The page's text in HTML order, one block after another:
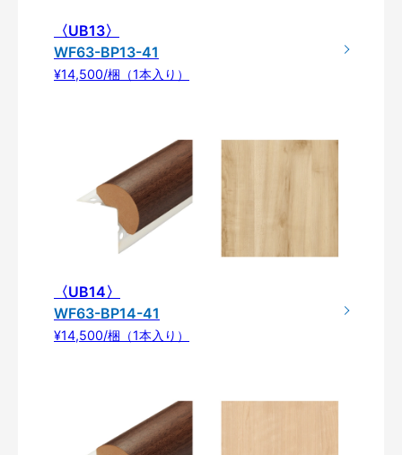
〈UB13〉
WF63-BP13-41
¥14,500/梱（1本入り）
〈UB14〉
WF63-BP14-41
¥14,500/梱（1本入り）